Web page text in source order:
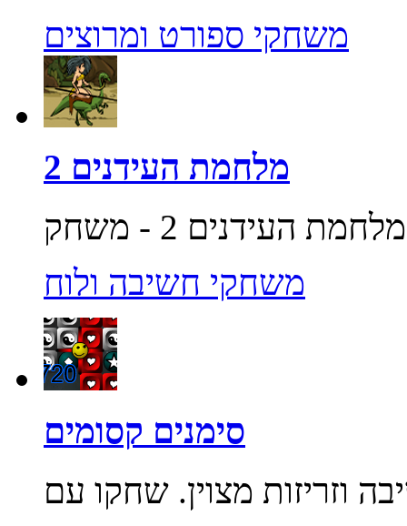
משחקי ספורט ומרוצים
מלחמת העידנים 2
משחקי חשיבה ולוח
סימנים קסומים